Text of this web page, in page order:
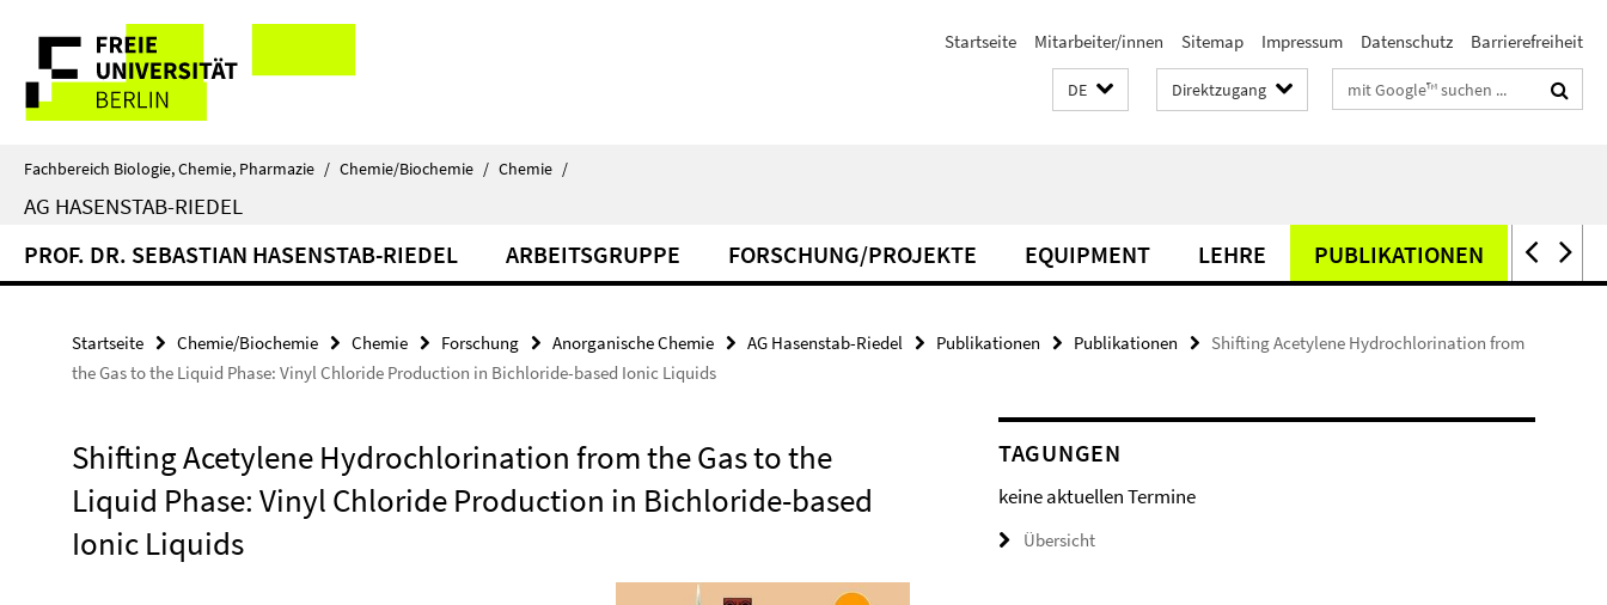
direkt
Inhalt
Service-
Navigation
Startseite Mitarbeiter/innen Sitemap Impressum Datenschutz Barrierefreiheit
DE Direktzugang Suchbegriffe
Fachbereich Biologie, Chemie, Pharmazie / Chemie/Biochemie / Chemie /
AG HASENSTAB-RIEDEL
PROF. DR. SEBASTIAN HASENSTAB-RIEDEL ARBEITSGRUPPE FORSCHUNG/PROJEKTE EQUIPMENT LEHRE PUBLIKATIONEN
Startseite Chemie/Biochemie Chemie Forschung Anorganische Chemie AG Hasenstab-Riedel Publikationen Publikationen
Shifting Acetylene Hydrochlorination from
the Gas to the Liquid Phase: Vinyl Chloride Production in Bichloride-based Ionic Liquids
Shifting Acetylene Hydrochlorination from the Gas to the
Liquid Phase: Vinyl Chloride Production in Bichloride-based
Ionic Liquids
TAGUNGEN
keine aktuellen Termine
Übersicht